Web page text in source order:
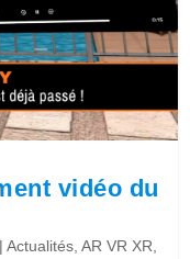
vidéo du
|Actualités,AR VR XR,